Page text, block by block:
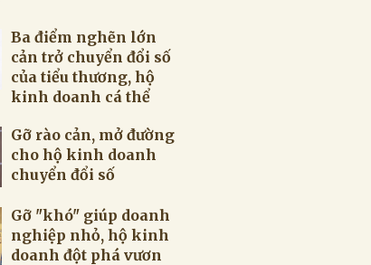
Ba điểm nghẽn lớn
cản trở chuyển đổi số
của tiểu thương, hộ
kinh doanh cá thể
Gỡ rào cản, mở đường
cho hộ kinh doanh
chuyển đổi số
Gỡ "khó" giúp doanh
nghiệp nhỏ, hộ kinh
doanh đột phá vươn